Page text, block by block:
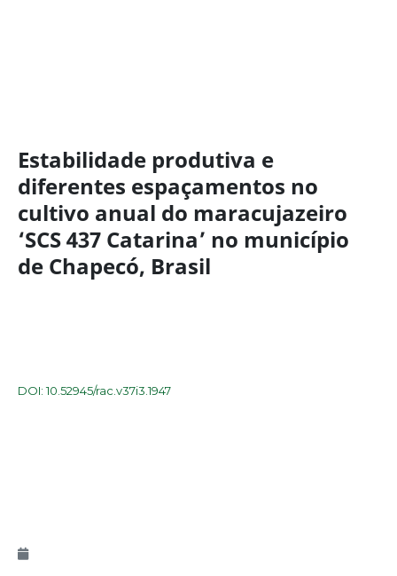
Estabilidade produtiva e
diferentes espaçamentos no
cultivo anual do maracujazeiro
‘SCS 437 Catarina’ no município
de Chapecó, Brasil
DOI: 10.52945/rac.v37i3.1947